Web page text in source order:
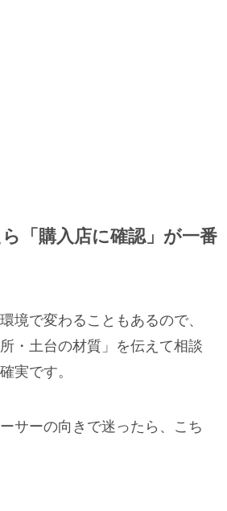
「購入店に確認」が一番
境で変わることもあるので、
・土台の材質」を伝えて相談
実です。
サーの向きで迷ったら、こち